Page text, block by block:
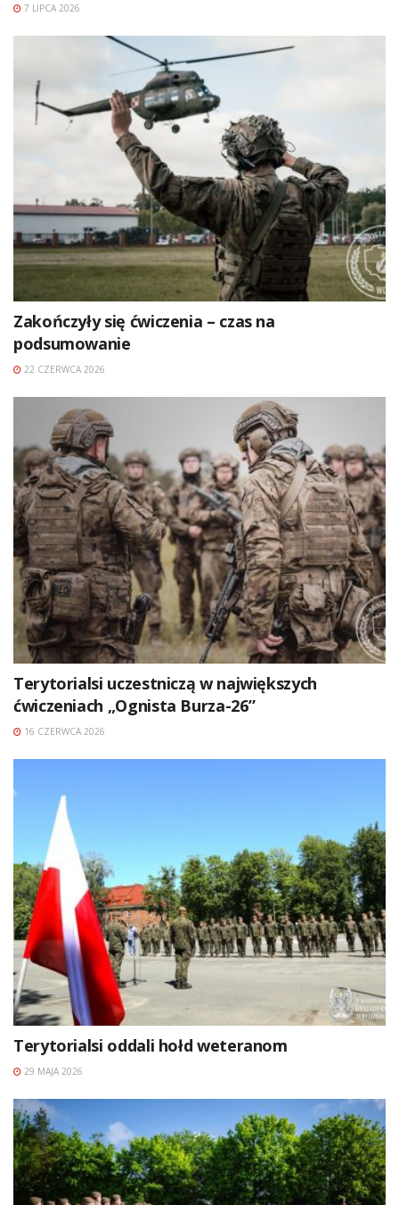
7 LIPCA 2026
Zakończyły się ćwiczenia – czas na
podsumowanie
22 CZERWCA 2026
Terytorialsi uczestniczą w największych
ćwiczeniach „Ognista Burza-26”
16 CZERWCA 2026
Terytorialsi oddali hołd weteranom
29 MAJA 2026